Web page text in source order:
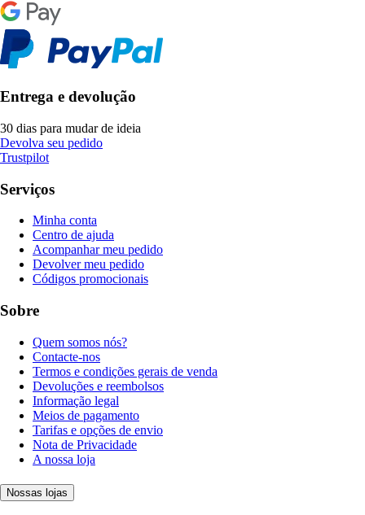
Entrega e devolução
30 dias para mudar de ideia
Devolva seu pedido
Trustpilot
Serviços
Minha conta
Centro de ajuda
Acompanhar meu pedido
Devolver meu pedido
Códigos promocionais
Sobre
Quem somos nós?
Contacte-nos
Termos e condições gerais de venda
Devoluções e reembolsos
Informação legal
Meios de pagamento
Tarifas e opções de envio
Nota de Privacidade
A nossa loja
Nossas lojas